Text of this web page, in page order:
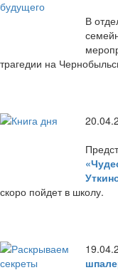
В
трагедии на
скоро пойдет в школу.